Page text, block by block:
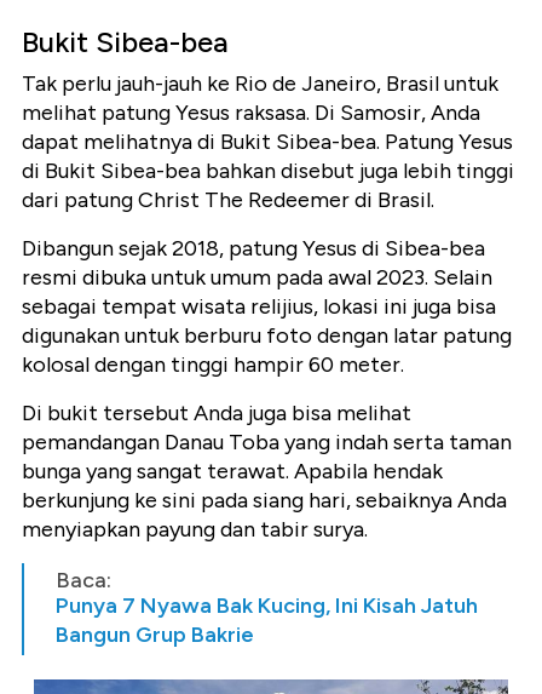
Bukit Sibea-bea
Tak perlu jauh-jauh ke Rio de Janeiro, Brasil untuk
melihat patung Yesus raksasa. Di Samosir, Anda
dapat melihatnya di Bukit Sibea-bea. Patung Yesus
di Bukit Sibea-bea bahkan disebut juga lebih tinggi
dari patung Christ The Redeemer di Brasil.
Dibangun sejak 2018, patung Yesus di Sibea-bea
resmi dibuka untuk umum pada awal 2023. Selain
sebagai tempat wisata relijius, lokasi ini juga bisa
digunakan untuk berburu foto dengan latar patung
kolosal dengan tinggi hampir 60 meter.
Di bukit tersebut Anda juga bisa melihat
pemandangan Danau Toba yang indah serta taman
bunga yang sangat terawat. Apabila hendak
berkunjung ke sini pada siang hari, sebaiknya Anda
menyiapkan payung dan tabir surya.
Baca:
Punya 7 Nyawa Bak Kucing, Ini Kisah Jatuh
Bangun Grup Bakrie